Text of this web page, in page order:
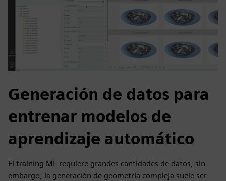
Generación de datos para
entrenar modelos de
aprendizaje automático
El training ML requiere grandes cantidades de datos, sin
embargo, la generación de geometría compleja suele ser